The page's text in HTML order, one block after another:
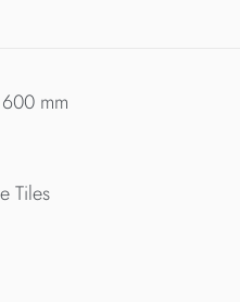
mm
Tiles